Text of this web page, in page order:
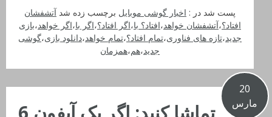
پست شد در : اخبار گوشی موبایل برچسب زده شدآتشفشان
افتاد؟،آتشفشان خواهد،افتاد؟ با،اگر افتاد؟،اگر با،اگر خواهد،بازی
جدید،تازه های فناوری،تمام افتاد؟،تمام خواهد،دانلود بازی،گوشی
جدید،هم،همزمان
20
مارس